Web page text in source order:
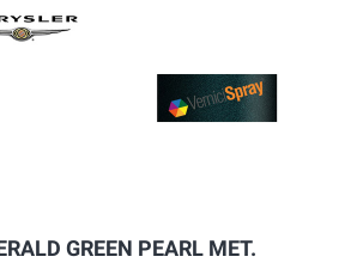
GREEN PEARL MET.